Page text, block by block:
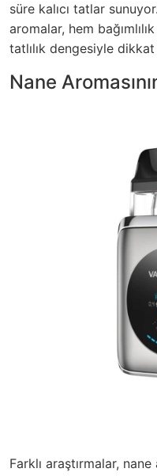
süre kalıcı tatlar sunuyor.
aromalar, hem
tatlılık dengesiyle
Nane
Farklı araştırmalar, nane